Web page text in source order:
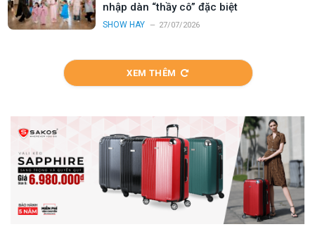
nhập dàn “thầy cô” đặc biệt
SHOW HAY 27/07/2026
XEM THÊM